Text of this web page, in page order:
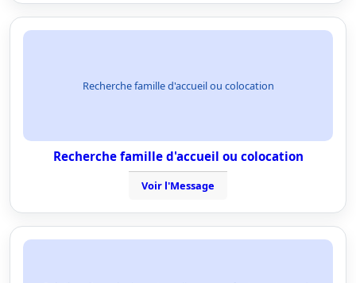
Recherche famille d'accueil ou colocation
Recherche famille d'accueil ou colocation
Voir l'Message